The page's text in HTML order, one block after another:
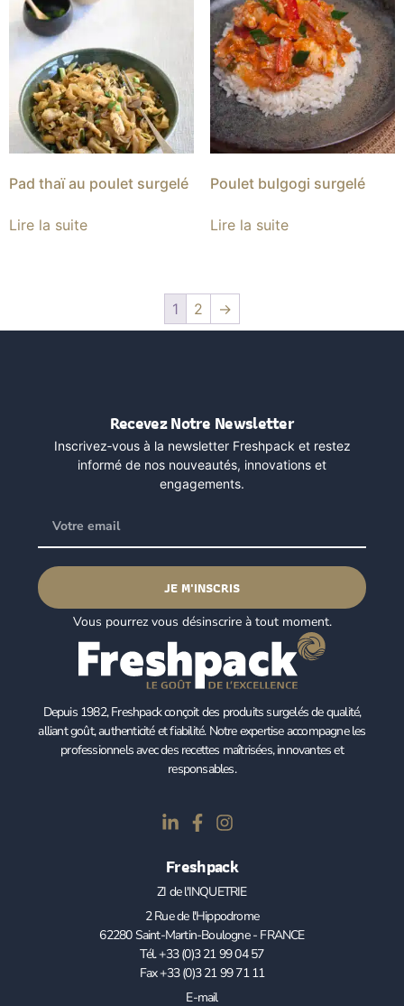
Pad thaï au poulet surgelé
Lire la suite
Poulet bulgogi surgelé
Lire la suite
1 2 →
Recevez Notre Newsletter
Inscrivez‑vous à la newsletter Freshpack et restez
informé de nos nouveautés, innovations et
engagements.
JE M'INSCRIS
Vous pourrez vous désinscrire à tout moment.
Depuis 1982, Freshpack conçoit des produits surgelés de qualité,
alliant goût, authenticité et fiabilité. Notre expertise accompagne les
professionnels avec des recettes maîtrisées, innovantes et
responsables.
Freshpack
ZI de l'INQUETRIE
2 Rue de l'Hippodrome
62280 Saint-Martin-Boulogne - FRANCE
Tél. +33 (0)3 21 99 04 57
Fax +33 (0)3 21 99 71 11
E-mail